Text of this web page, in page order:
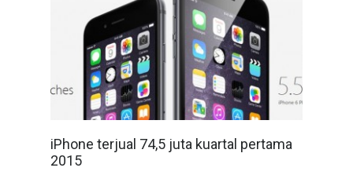
iPhone terjual 74,5 juta kuartal pertama
2015